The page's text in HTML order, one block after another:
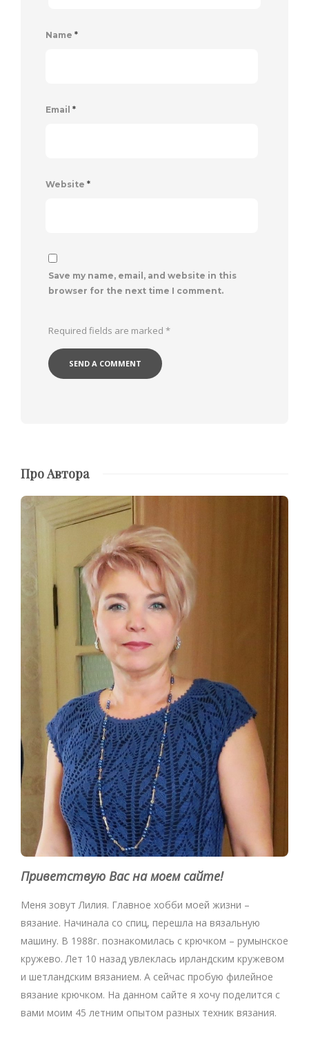
Name *
Email *
Website *
Save my name, email, and website in this
browser for the next time I comment.
Required fields are marked *
Про Автора
Приветствую Вас на моем сайте!
Меня зовут Лилия. Главное хобби моей жизни –
вязание. Начинала со спиц, перешла на вязальную
машину. В 1988г. познакомилась с крючком – румынское
кружево. Лет 10 назад увлеклась ирландским кружевом
и шетландским вязанием. А сейчас пробую филейное
вязание крючком. На данном сайте я хочу поделится с
вами моим 45 летним опытом разных техник вязания.